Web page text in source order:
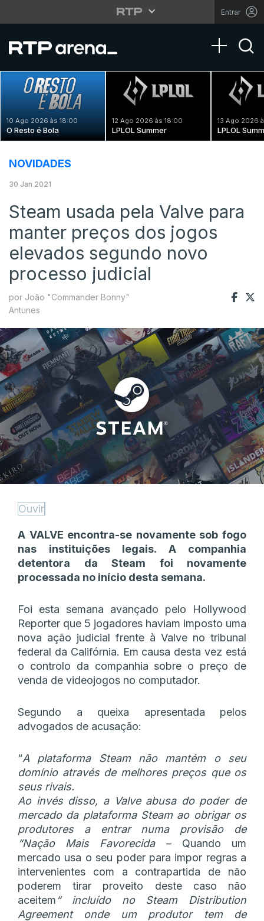
Entrar
Toggle
10 Ago 2026 às 18:00
O Resto é Bola
12 Ago 2026 às 18:00
LPLOL Summer
13 Ago 2026
LPLOL
NOVIDADES
30 Jan 2021
Steam usada pela Valve para
manter preços dos jogos
elevados segundo novo
processo judicial
por João "Commander Bonny"
Antunes
Ouvir
A VALVE encontra-se novamente sob fogo
nas instituições legais. A companhia
detentora da Steam foi novamente
processada no início desta semana.
Foi esta semana avançado pelo Hollywood
Reporter que 5 jogadores haviam imposto uma
nova ação judicial frente à Valve no tribunal
federal da Califórnia. Em causa desta vez está
o controlo da companhia sobre o preço de
venda de videojogos no computador.
Segundo a queixa apresentada pelos
advogados de acusação:
“A plataforma Steam não mantém o seu
domínio através de melhores preços que os
seus rivais.
Ao invés disso, a Valve abusa do poder de
mercado da plataforma Steam ao obrigar os
produtores a entrar numa provisão de
“Nação Mais Favorecida– Quando um
mercado usa o seu poder para impor regras a
intervenientes com a contrapartida de não
poderem tirar proveito deste caso não
aceitem“
incluído no Steam Distribution
Agreement onde um produtor tem de